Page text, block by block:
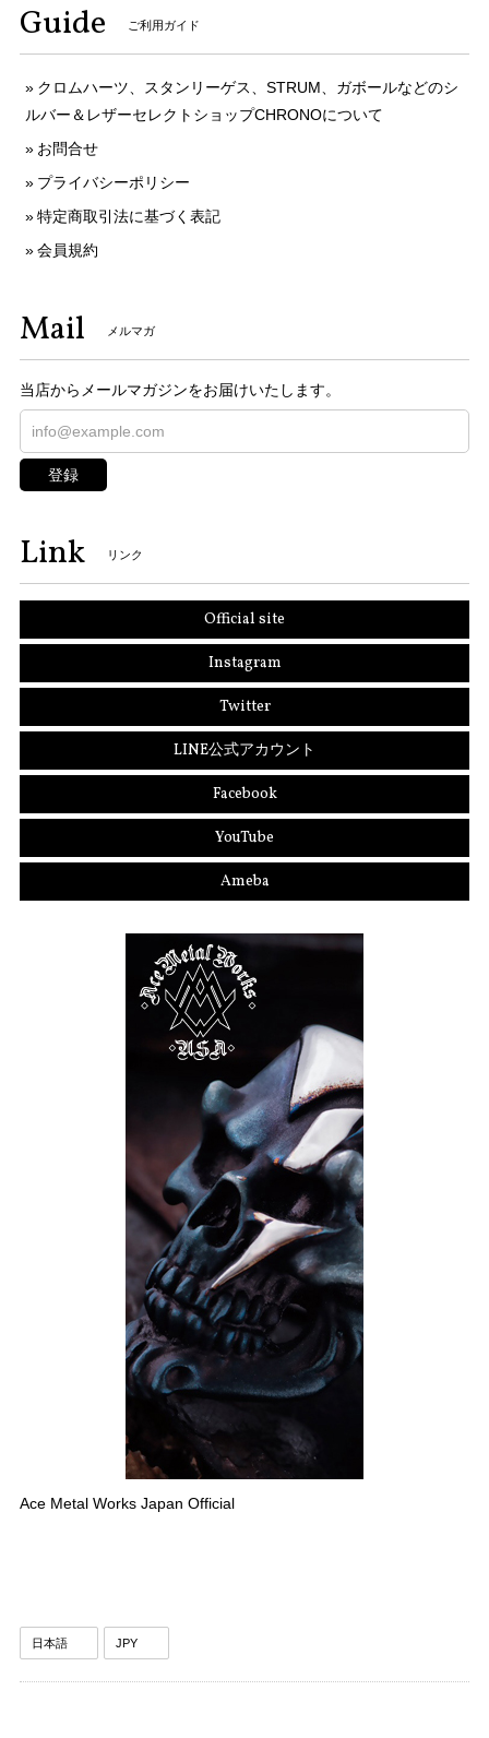
Guide ご利用ガイド
クロムハーツ、スタンリーゲス、STRUM、ガボールなどのシ
ルバー＆レザーセレクトショップCHRONOについて
お問合せ
プライバシーポリシー
特定商取引法に基づく表記
会員規約
Mail メルマガ
当店からメールマガジンをお届けいたします。
登録
Link リンク
Official site
Instagram
Twitter
LINE公式アカウント
Facebook
YouTube
Ameba
Ace Metal Works Japan Official